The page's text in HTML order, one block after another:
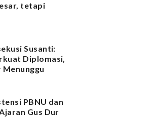
tetapi
Susanti:
Diplomasi,
Menunggu
PBNU dan
Gus Dur